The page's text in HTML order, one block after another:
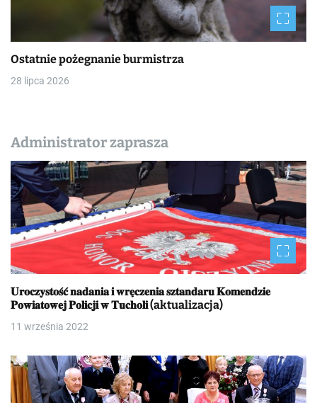
Ostatnie pożegnanie burmistrza
28 lipca 2026
Administrator zaprasza
𝐔𝐫𝐨𝐜𝐳𝐲𝐬𝐭𝐨𝐬́𝐜́ 𝐧𝐚𝐝𝐚𝐧𝐢𝐚 𝐢 𝐰𝐫𝐞̨𝐜𝐳𝐞𝐧𝐢𝐚 𝐬𝐳𝐭𝐚𝐧𝐝𝐚𝐫𝐮 𝐊𝐨𝐦𝐞𝐧𝐝𝐳𝐢𝐞
𝐏𝐨𝐰𝐢𝐚𝐭𝐨𝐰𝐞𝐣 𝐏𝐨𝐥𝐢𝐜𝐣𝐢 𝐰 𝐓𝐮𝐜𝐡𝐨𝐥𝐢 (aktualizacja)
11 września 2022